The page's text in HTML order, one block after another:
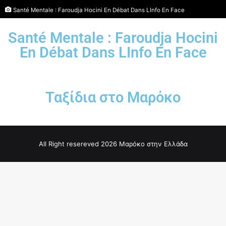
Santé Mentale : Faroudja Hocini En Débat Dans LInfo En Face
Santé Mentale : Faroudja Hocini
En Débat Dans LInfo En Face
Ταξίδια στο Μαρόκο
All Right resereved 2026 Μαρόκο στην Ελλάδα